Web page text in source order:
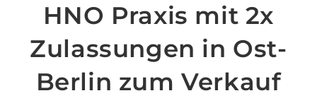
HNO Praxis mit 2x
Zulassungen in Ost-
Berlin zum Verkauf